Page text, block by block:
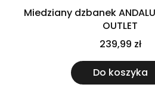
Miedziany dzbanek
OUTLET
239,99 zł
Do koszyka